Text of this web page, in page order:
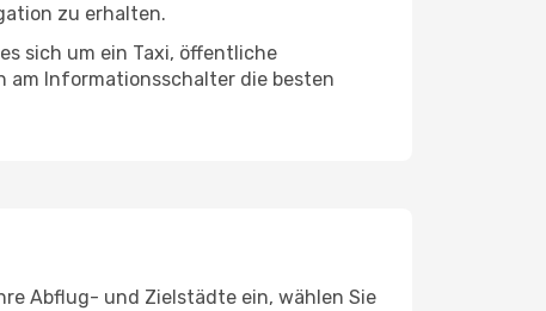
zu erhalten.
sich um ein Taxi, öffentliche
am Informationsschalter die besten
Abflug- und Zielstädte ein, wählen Sie